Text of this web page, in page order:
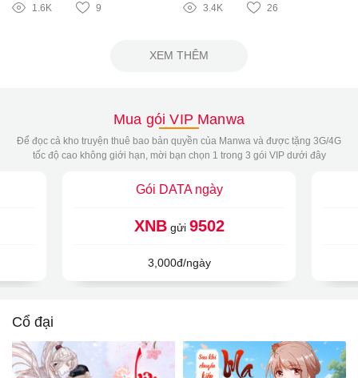
1.6K 9 3.4K 26
XEM THÊM
Mua gói VIP Manwa
Để đọc cả kho truyện thuê bao bản quyền của Manwa và được tặng 3G/4G
tốc độ cao không giới hạn, mời bạn chọn 1 trong 3 gói VIP dưới đây
Gói DATA ngày
XNBgửi 9502
3,000đ/ngày
Cổ đại